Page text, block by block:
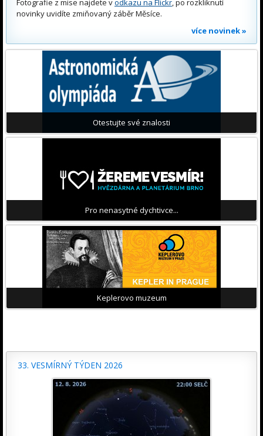
Fotografie z mise najdete vodkazu na Flickr, po rozkliknutí
novinky uvidíte zmiňovaný záběr Měsíce.
více novinek »
Otestujte své znalosti
Pro nenasytné dychtivce...
Keplerovo muzeum
33. VESMÍRNÝ TÝDEN 2026